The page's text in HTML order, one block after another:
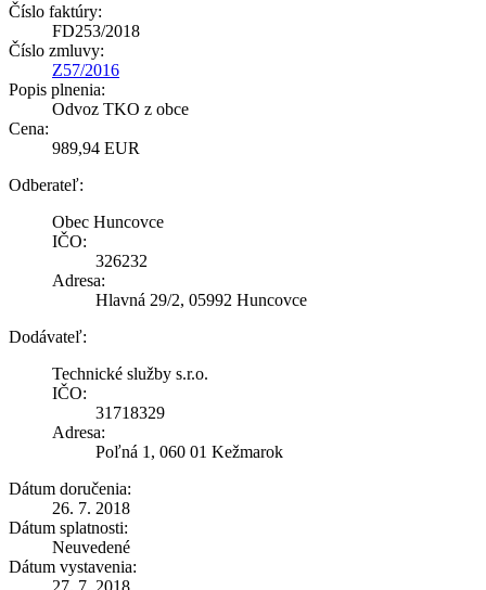
Číslo faktúry:
FD253/2018
Číslo zmluvy:
Z57/2016
Popis plnenia:
Odvoz TKO z obce
Cena:
989,94 EUR
Odberateľ:
Obec Huncovce
IČO:
326232
Adresa:
Hlavná 29/2, 05992 Huncovce
Dodávateľ:
Technické služby s.r.o.
IČO:
31718329
Adresa:
Poľná 1, 060 01 Kežmarok
Dátum doručenia:
26. 7. 2018
Dátum splatnosti:
Neuvedené
Dátum vystavenia:
27. 7. 2018